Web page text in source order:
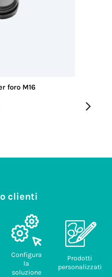
foro M16
Prezzo
clienti
Configura
la
soluzione
Prodotti
personalizzati